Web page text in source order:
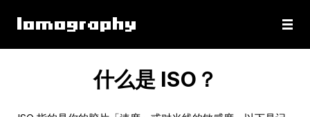
什么是 ISO？